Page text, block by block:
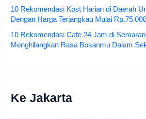
10 Rekomendasi Kost Harian di Daerah
Dengan Harga Terjangkau Mulai Rp.75.000
10 Rekomendasi Cafe 24 Jam di
Menghilangkan Rasa Bosanmu Dalam
Ke Jakarta